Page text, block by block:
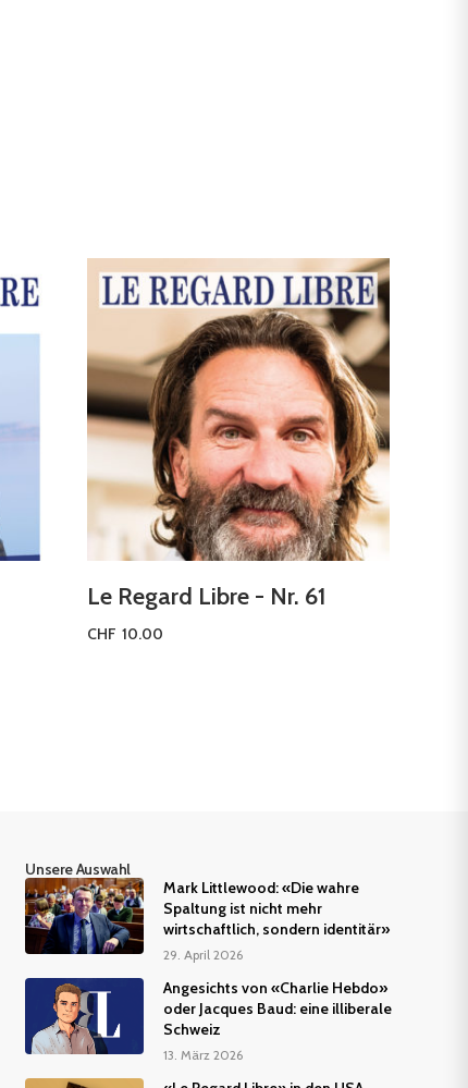
Le Regard Libre - Nr. 61
CHF 10.00
Unsere Auswahl
Mark Littlewood: «Die wahre
Spaltung ist nicht mehr
wirtschaftlich, sondern identitär»
29. April 2026
Angesichts von «Charlie Hebdo»
oder Jacques Baud: eine illiberale
Schweiz
13. März 2026